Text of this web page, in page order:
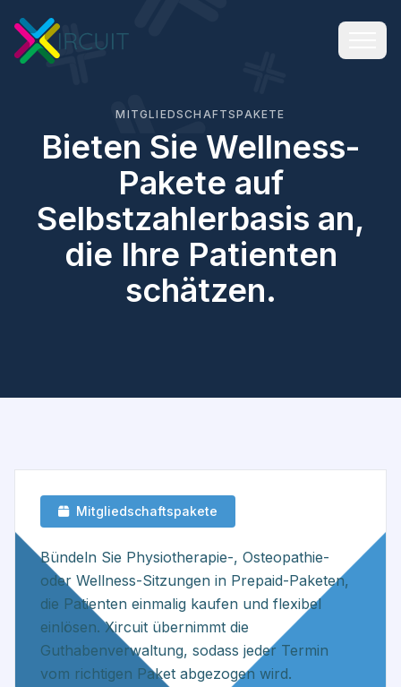
MITGLIEDSCHAFTSPAKETE
Bieten Sie Wellness-
Pakete auf
Selbstzahlerbasis an,
die Ihre Patienten
schätzen.
Mitgliedschaftspakete
Bündeln Sie Physiotherapie-, Osteopathie-
oder Wellness-Sitzungen in Prepaid-Paketen,
die Patienten einmalig kaufen und flexibel
einlösen. Xircuit übernimmt die
Guthabenverwaltung, sodass jeder Termin
vom richtigen Paket abgezogen wird.